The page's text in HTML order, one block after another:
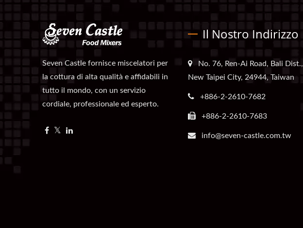
Seven Castle fornisce miscelatori per
la cottura di alta qualità e affidabili in
tutto il mondo, con un servizio
cordiale, professionale ed esperto.
Il Nostro Indirizzo
No. 76, Ren-Ai Road, Bali Dist.,
New Taipei City, 24944, Taiwan
+886-2-2610-7682
+886-2-2610-7683
info@seven-castle.com.tw